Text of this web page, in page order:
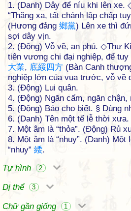
1. (Danh) Dây để níu khi lên xe.
“Thăng xa, tất chánh lập chấp
(Hương đảng 鄉黨) Lên xe thì
sợi dây vịn.
2. (Động) Vỗ về, an phủ. ◇Thư
tiên vương chi đại nghiệp, để tuy
大業, 底綏四方 (Bàn Canh
nghiệp lớn của vua trước, vỗ về
3. (Động) Lui quân.
4. (Động) Ngăn cấm, ngăn chận,
5. (Động) Bảo cho biết. § Dùng
6. (Danh) Tên một tế lễ thời xưa.
7. Một âm là “thỏa”. (Động) Rủ
8. Một âm là “nhuy”. (Danh)
“nhuy” 緌.
Tự hình
2
Dị thể 3
Chữ gần giống 1